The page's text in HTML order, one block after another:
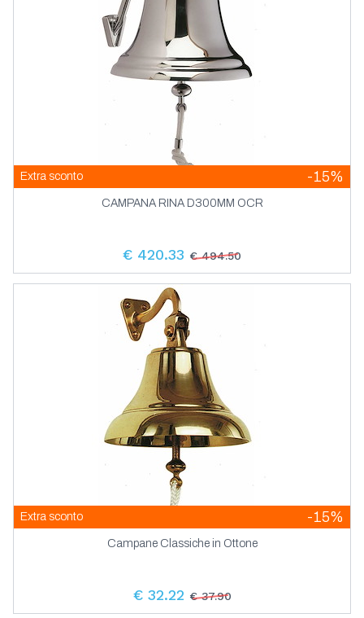
Extra sconto -15%
CAMPANA RINA D300MM OCR
€ 420.33 € 494.50
Extra sconto -15%
Campane Classiche in Ottone
€ 32.22 € 37.90